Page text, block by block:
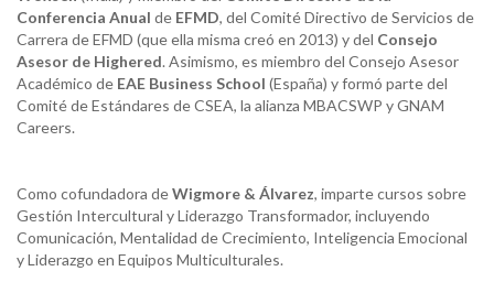
Conferencia Anual de EFMD, del Comité Directivo de Servicios de
Carrera de EFMD (que ella misma creó en 2013) y del Consejo
Asesor de Highered. Asimismo, es miembro del Consejo Asesor
Académico de EAE Business School (España) y formó parte del
Comité de Estándares de CSEA, la alianza MBACSWP y GNAM
Careers.
Como cofundadora deWigmore & Álvarez, imparte cursos sobre
Gestión Intercultural y Liderazgo Transformador, incluyendo
Comunicación, Mentalidad de Crecimiento, Inteligencia Emocional
y Liderazgo en Equipos Multiculturales.